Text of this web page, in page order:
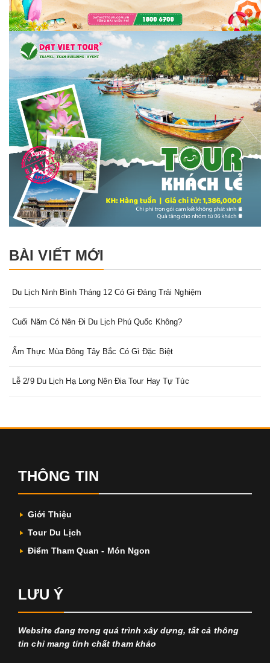
BÀI VIẾT MỚI
Du Lịch Ninh Bình Tháng 12 Có Gì Đáng Trải Nghiệm
Cuối Năm Có Nên Đi Du Lịch Phú Quốc Không?
Ẩm Thực Mùa Đông Tây Bắc Có Gì Đặc Biệt
Lễ 2/9 Du Lịch Hạ Long Nên Đia Tour Hay Tự Túc
THÔNG TIN
Giới Thiệu
Tour Du Lịch
Điểm Tham Quan - Món Ngon
LƯU Ý
Website đang trong quá trình xây dựng, tất cả thông
tin chỉ mang tính chất tham khảo